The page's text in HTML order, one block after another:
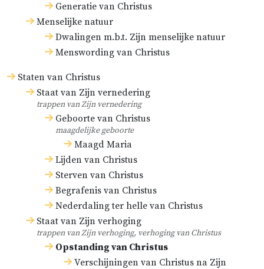
Generatie van Christus
Menselijke natuur
Dwalingen m.b.t. Zijn menselijke natuur
Menswording van Christus
Staten van Christus
Staat van Zijn vernedering
trappen van Zijn vernedering
Geboorte van Christus
maagdelijke geboorte
Maagd Maria
Lijden van Christus
Sterven van Christus
Begrafenis van Christus
Nederdaling ter helle van Christus
Staat van Zijn verhoging
trappen van Zijn verhoging, verhoging van Christus
Opstanding van Christus
Verschijningen van Christus na Zijn